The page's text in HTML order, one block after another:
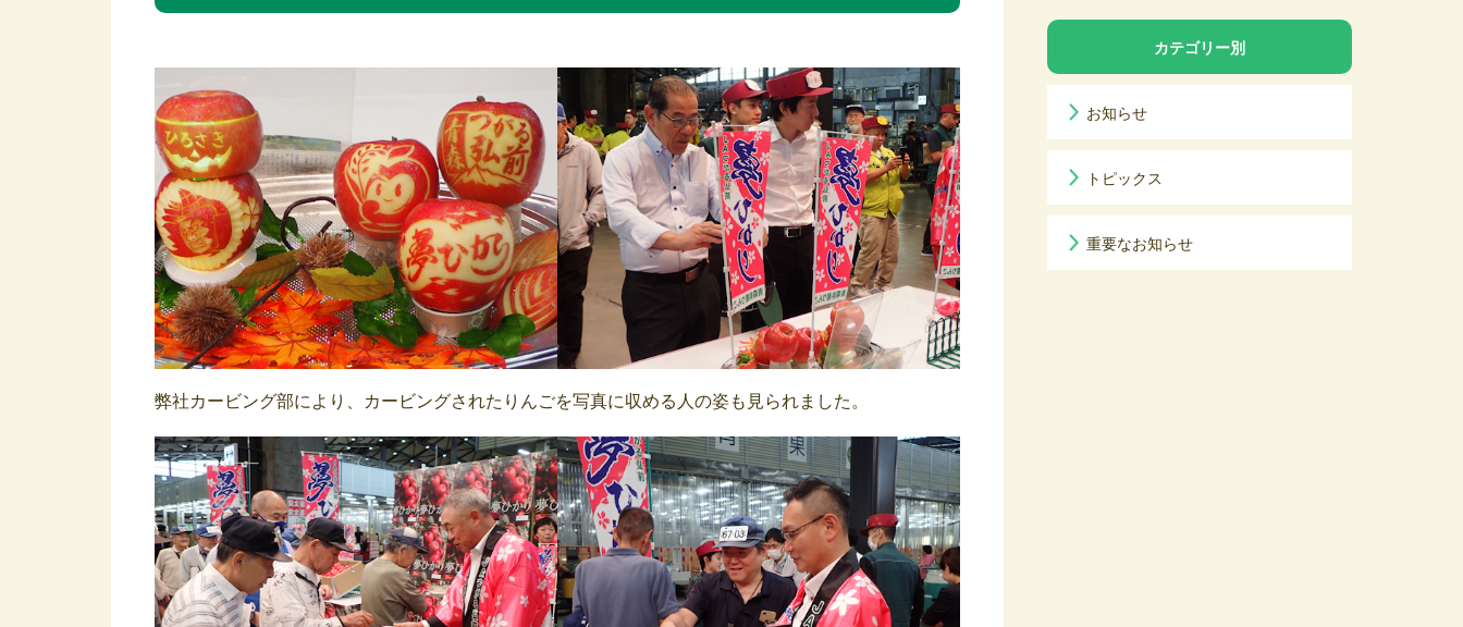
弊社カービング部により、カービングされたりんごを写真に収める人の姿も見られました。
カテゴリー別
お知らせ
トピックス
重要なお知らせ